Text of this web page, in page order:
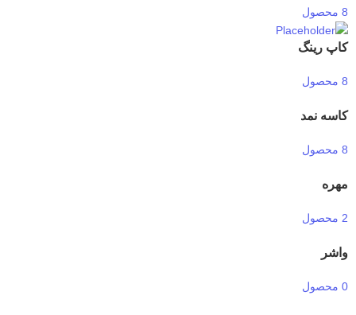
8 محصول
کاپ رینگ
8 محصول
کاسه نمد
8 محصول
مهره
2 محصول
واشر
0 محصول